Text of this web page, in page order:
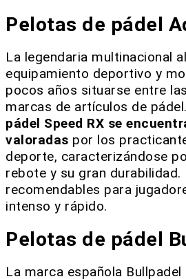
Pelotas de pádel
La legendaria multinacional
equipamiento deportivo y
pocos años situarse entre
marcas de artículos de pádel.
pádel Speed RX se
valoradas por los
deporte, caracterizándose
rebote y su gran durabilidad.
recomendables para
intenso y rápido.
Pelotas de pádel
La marca española